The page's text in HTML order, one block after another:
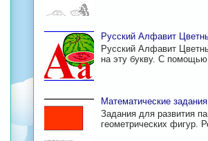
Русский Алфавит
Русский Алфавит
на эту букву. С помощью
Математические
Задания для развития
геометрических фигур.